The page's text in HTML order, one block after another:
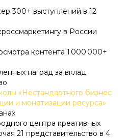
300+ выступлений в 12
в России
контента 1 000 000+
наград за вклад
«Нестандартного бизнес
и монетизации ресурса»
центра креативных
21 представительство в 4